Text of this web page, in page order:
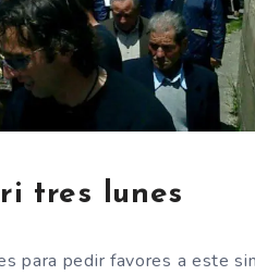
tres lunes
para pedir favores a este